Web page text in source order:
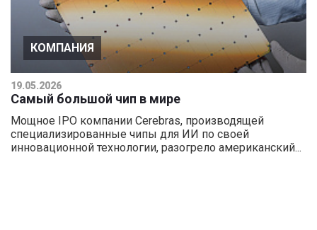
КОМПАНИЯ
19.05.2026
Самый большой чип в мире
Мощное IPO компании Cerebras, производящей
специализированные чипы для ИИ по своей
инновационной технологии, разогрело американский...